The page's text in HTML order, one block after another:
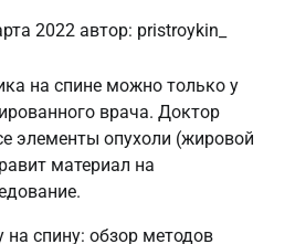
2022 автор: pristroykin_
на спине можно только у
врача. Доктор
элементы опухоли (жировой
материал на